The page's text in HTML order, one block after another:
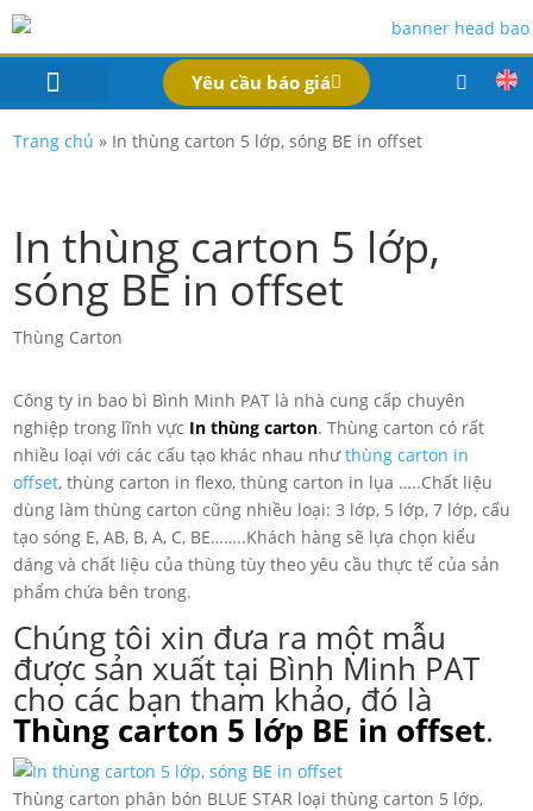
Yêu cầu báo giá
Trang chủ » In thùng carton 5 lớp, sóng BE in offset
In thùng carton 5 lớp,
sóng BE in offset
Thùng Carton
Công ty in bao bì Bình Minh PAT là nhà cung cấp chuyên
nghiệp trong lĩnh vực In thùng carton. Thùng carton có rất
nhiều loại với các cấu tạo khác nhau nhưthùng carton in
offset, thùng carton in flexo, thùng carton in lụa …..Chất liệu
dùng làm thùng carton cũng nhiều loại: 3 lớp, 5 lớp, 7 lớp, cấu
tạo sóng E, AB, B, A, C, BE……..Khách hàng sẽ lựa chọn kiểu
dáng và chất liệu của thùng tùy theo yêu cầu thực tế của sản
phẩm chứa bên trong.
Chúng tôi xin đưa ra một mẫu
được sản xuất tại Bình Minh PAT
cho các bạn tham khảo, đó là
Thùng carton 5 lớp BE in offset.
Thùng carton phân bón BLUE STAR loại thùng carton 5 lớp,